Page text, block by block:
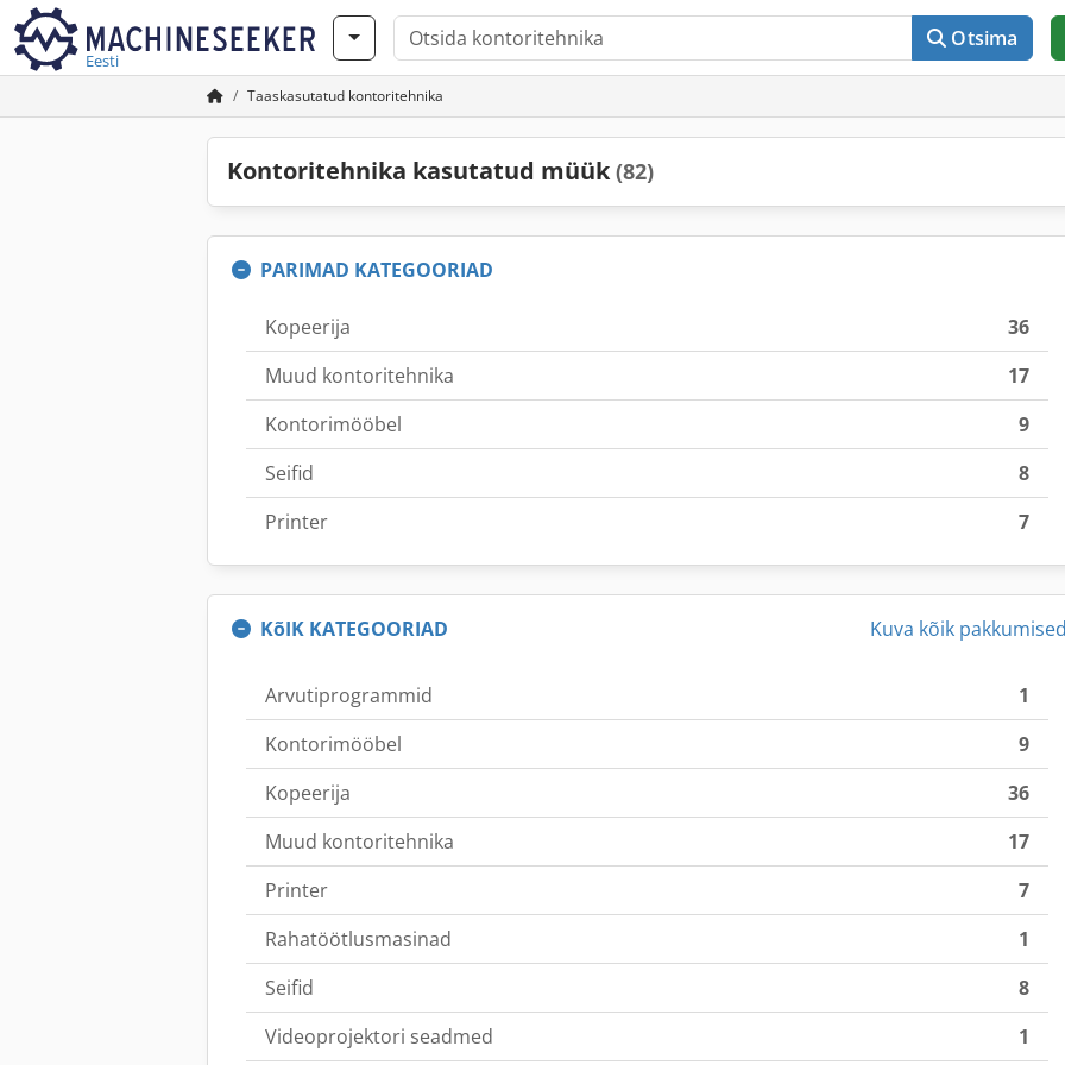
Eesti
Otsima
Taaskasutatud kontoritehnika
Kontoritehnika kasutatud müük (82)
PARIMAD KATEGOORIAD
Kopeerija
36
Muud kontoritehnika
17
Kontorimööbel
9
Seifid
8
Printer
7
KõIK KATEGOORIAD Kuva kõik
Arvutiprogrammid
1
Kontorimööbel
9
Kopeerija
36
Muud kontoritehnika
17
Printer
7
Rahatöötlusmasinad
1
Seifid
8
Videoprojektori seadmed
1